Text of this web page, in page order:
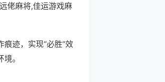
佬麻将,佳运游戏麻
迹，实现“必胜”效
。